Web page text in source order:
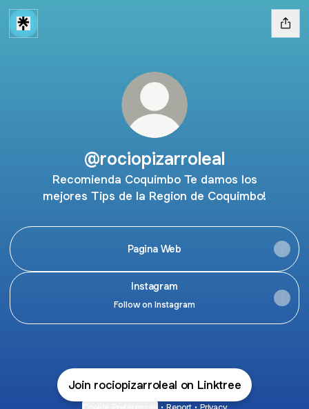
@rociopizarroleal
Recomienda Coquimbo Te damos los
mejores Tips de la Region de Coquimbo!
Pagina Web
Instagram
Instagram
Follow on Instagram
Join rociopizarroleal on Linktree